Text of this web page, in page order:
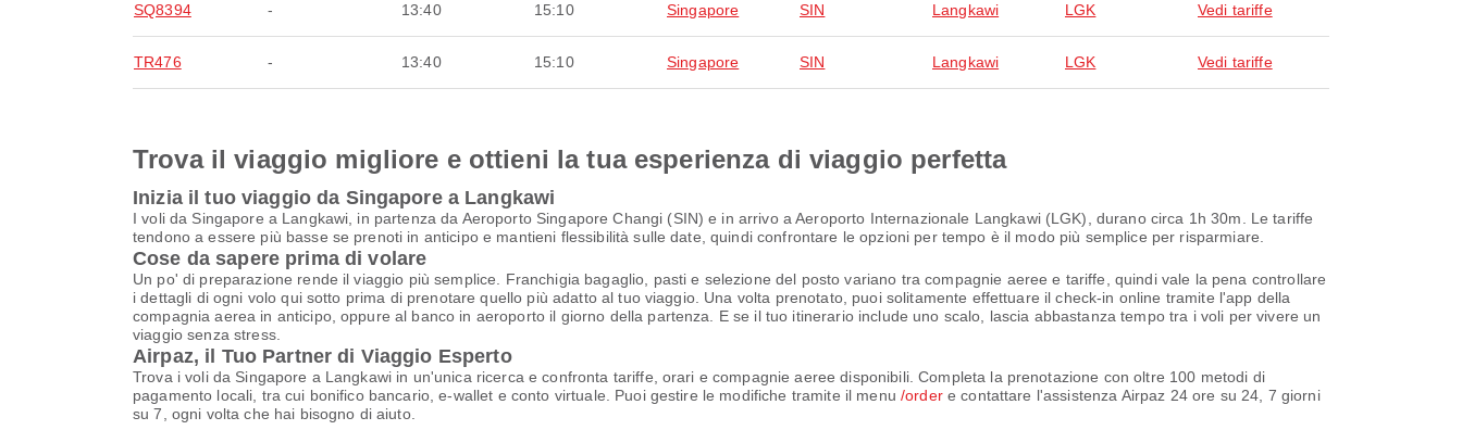
SQ8394 - 13:40 15:10 Singapore SIN Langkawi LGK Vedi tariffe
TR476 - 13:40 15:10 Singapore SIN Langkawi LGK Vedi tariffe
Trova il viaggio migliore e ottieni la tua esperienza di viaggio perfetta
Inizia il tuo viaggio da Singapore a Langkawi
I voli da Singapore a Langkawi, in partenza da Aeroporto Singapore Changi (SIN) e in arrivo a Aeroporto Internazionale Langkawi (LGK), durano circa 1h 30m. Le tariffe
tendono a essere più basse se prenoti in anticipo e mantieni flessibilità sulle date, quindi confrontare le opzioni per tempo è il modo più semplice per risparmiare.
Cose da sapere prima di volare
Un po' di preparazione rende il viaggio più semplice. Franchigia bagaglio, pasti e selezione del posto variano tra compagnie aeree e tariffe, quindi vale la pena controllare
i dettagli di ogni volo qui sotto prima di prenotare quello più adatto al tuo viaggio. Una volta prenotato, puoi solitamente effettuare il check-in online tramite l'app della
compagnia aerea in anticipo, oppure al banco in aeroporto il giorno della partenza. E se il tuo itinerario include uno scalo, lascia abbastanza tempo tra i voli per vivere un
viaggio senza stress.
Airpaz, il Tuo Partner di Viaggio Esperto
Trova i voli da Singapore a Langkawi in un'unica ricerca e confronta tariffe, orari e compagnie aeree disponibili. Completa la prenotazione con oltre 100 metodi di
pagamento locali, tra cui bonifico bancario, e-wallet e conto virtuale. Puoi gestire le modifiche tramite il menu /ordere contattare l'assistenza Airpaz 24 ore su 24, 7 giorni
su 7, ogni volta che hai bisogno di aiuto.